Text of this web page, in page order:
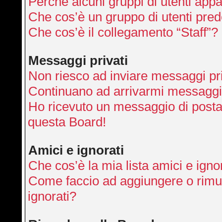
Che cos’è un gruppo di utenti
Che cos’è il collegamento “Staff”?
Messaggi privati
Non riesco ad inviare messaggi
Continuano ad arrivarmi
Ho ricevuto un messaggio di
questa Board!
Amici e ignorati
Che cos’è la mia lista amici e
Come faccio ad aggiungere o
ignorati?